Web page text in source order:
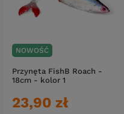
NOWOŚĆ
Przynęta FishB Roach -
18cm - kolor 1
23,90 zł